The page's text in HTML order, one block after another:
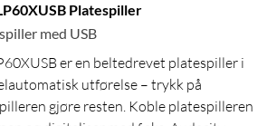
Platespiller
med USB
er en beltedrevet platespiller i
utførelse – trykk på
gjøre resten. Koble platespilleren